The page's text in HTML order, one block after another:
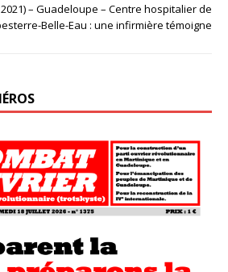
2021) – Guadeloupe – Centre hospitalier de
Belle-Eau : une infirmière témoigne